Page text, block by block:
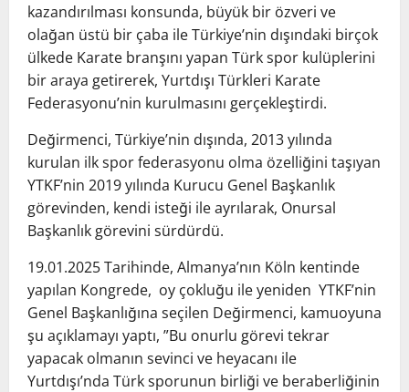
kazandırılması konsunda, büyük bir özveri ve
olağan üstü bir çaba ile Türkiye’nin dışındaki birçok
ülkede Karate branşını yapan Türk spor kulüplerini
bir araya getirerek, Yurtdışı Türkleri Karate
Federasyonu’nin kurulmasını gerçekleştirdi.
Değirmenci, Türkiye’nin dışında, 2013 yılında
kurulan ilk spor federasyonu olma özelliğini taşıyan
YTKF’nin 2019 yılında Kurucu Genel Başkanlık
görevinden, kendi isteği ile ayrılarak, Onursal
Başkanlık görevini sürdürdü.
19.01.2025 Tarihinde, Almanya’nın Köln kentinde
yapılan Kongrede, oy çokluğu ile yeniden YTKF’nin
Genel Başkanlığına seçilen Değirmenci, kamuoyuna
şu açıklamayı yaptı, ”Bu onurlu görevi tekrar
yapacak olmanın sevinci ve heyacanı ile
Yurtdışı’nda Türk sporunun birliği ve beraberliğinin